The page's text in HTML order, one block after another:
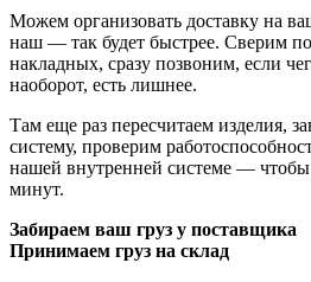
Можем организовать доставку на
наш — так будет быстрее. Сверим
накладных, сразу позвоним, если
наоборот, есть лишнее.
Там еще раз пересчитаем изделия,
систему, проверим
нашей внутренней системе — чтобы
минут.
Забираем ваш груз у поставщика
Принимаем груз на склад